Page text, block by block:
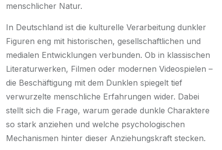
menschlicher Natur.
In Deutschland ist die kulturelle Verarbeitung dunkler
Figuren eng mit historischen, gesellschaftlichen und
medialen Entwicklungen verbunden. Ob in klassischen
Literaturwerken, Filmen oder modernen Videospielen –
die Beschäftigung mit dem Dunklen spiegelt tief
verwurzelte menschliche Erfahrungen wider. Dabei
stellt sich die Frage, warum gerade dunkle Charaktere
so stark anziehen und welche psychologischen
Mechanismen hinter dieser Anziehungskraft stecken.